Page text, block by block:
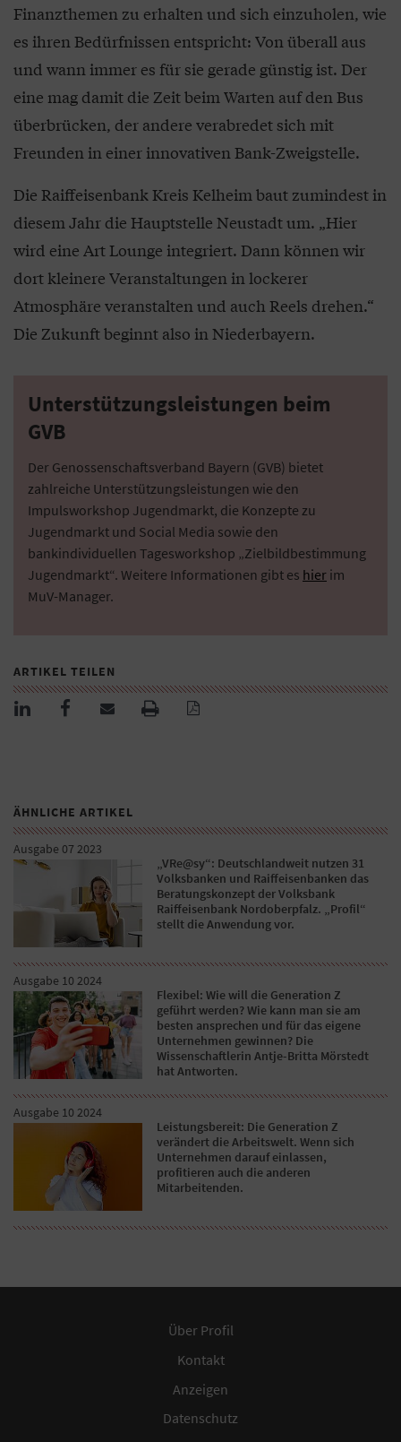
Finanzthemen zu erhalten und sich einzuholen, wie
es ihren Bedürfnissen entspricht: Von überall aus
und wann immer es für sie gerade günstig ist. Der
eine mag damit die Zeit beim Warten auf den Bus
überbrücken, der andere verabredet sich mit
Freunden in einer innovativen Bank-Zweigstelle.
Die Raiffeisenbank Kreis Kelheim baut zumindest in
diesem Jahr die Hauptstelle Neustadt um. „Hier
wird eine Art Lounge integriert. Dann können wir
dort kleinere Veranstaltungen in lockerer
Atmosphäre veranstalten und auch Reels drehen.“
Die Zukunft beginnt also in Niederbayern.
Unterstützungsleistungen beim
GVB
Der Genossenschaftsverband Bayern (GVB) bietet
zahlreiche Unterstützungsleistungen wie den
Impulsworkshop Jugendmarkt, die Konzepte zu
Jugendmarkt und Social Media sowie den
bankindividuellen Tagesworkshop „Zielbildbestimmung
Jugendmarkt“. Weitere Informationen gibt es hier im
MuV-Manager.
ARTIKEL TEILEN
ÄHNLICHE ARTIKEL
Ausgabe 07 2023
„VRe@sy“: Deutschlandweit nutzen 31
Volksbanken und Raiffeisenbanken das
Beratungskonzept der Volksbank
Raiffeisenbank Nordoberpfalz. „Profil“
stellt die Anwendung vor.
Ausgabe 10 2024
Flexibel: Wie will die Generation Z
geführt werden? Wie kann man sie am
besten ansprechen und für das eigene
Unternehmen gewinnen? Die
Wissenschaftlerin Antje-Britta Mörstedt
hat Antworten.
Ausgabe 10 2024
Leistungsbereit: Die Generation Z
verändert die Arbeitswelt. Wenn sich
Unternehmen darauf einlassen,
profitieren auch die anderen
Mitarbeitenden.
Über Profil
Kontakt
Anzeigen
Datenschutz